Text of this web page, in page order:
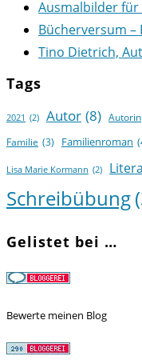
Ausmalbilder für
Bücherversum
Tino Dietrich,
Tags
2021 (2) Autor (8) Autorin
Familie (3) Familienroman
Lisa Marie Kormann (2)
Schreibübung
Gelistet bei …
Bewerte meinen Blog